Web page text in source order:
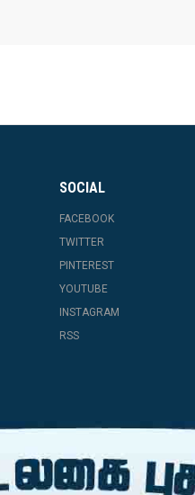
SOCIAL
FACEBOOK
TWITTER
PINTEREST
YOUTUBE
INSTAGRAM
RSS